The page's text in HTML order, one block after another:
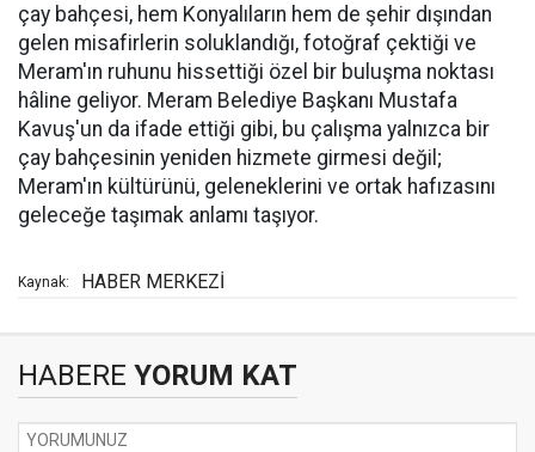
çay bahçesi, hem Konyalıların hem de şehir dışından
gelen misafirlerin soluklandığı, fotoğraf çektiği ve
Meram'ın ruhunu hissettiği özel bir buluşma noktası
hâline geliyor. Meram Belediye Başkanı Mustafa
Kavuş'un da ifade ettiği gibi, bu çalışma yalnızca bir
çay bahçesinin yeniden hizmete girmesi değil;
Meram'ın kültürünü, geleneklerini ve ortak hafızasını
geleceğe taşımak anlamı taşıyor.
Kaynak: HABER MERKEZİ
HABERE YORUM KAT